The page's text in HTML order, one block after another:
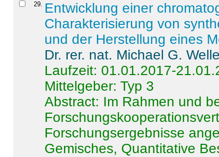
29. Entwicklung einer
Charakterisierung von
und der Herstellung eines
Dr. rer. nat. Michael G.
Laufzeit: 01.01.2017-
Mittelgeber: Typ 3
Abstract: Im Rahmen und
Forschungsergebnisse
Gemisches, Quantitative